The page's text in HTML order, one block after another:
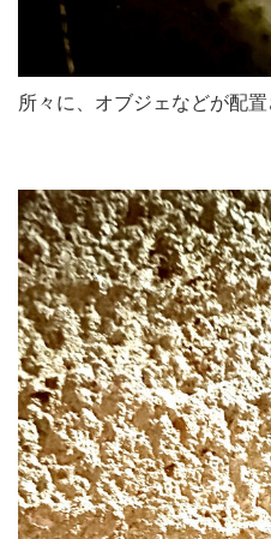
所々に、オブジェなどが配置